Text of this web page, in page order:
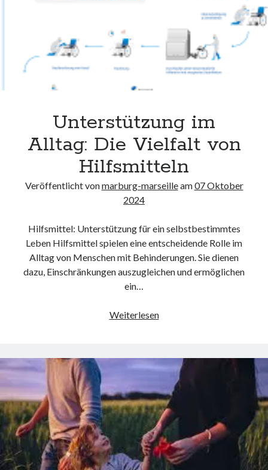
Unterstützung im
Alltag: Die Vielfalt von
Hilfsmitteln
Veröffentlicht vonmarburg-marseilleam07 Oktober
2024
Hilfsmittel: Unterstützung für ein selbstbestimmtes
Leben Hilfsmittel spielen eine entscheidende Rolle im
Alltag von Menschen mit Behinderungen. Sie dienen
dazu, Einschränkungen auszugleichen und ermöglichen
ein…
WeiterlesenUnterstützung
Die
Vielfalt
Hilfsmitteln